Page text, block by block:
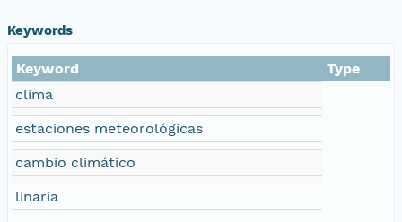
Keywords
Keyword
Type
clima
estaciones meteorológicas
cambio climático
linaria